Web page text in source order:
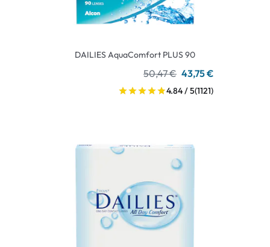
DAILIES AquaComfort PLUS 90
50,47 € 43,75 €
4.84 / 5(1121)